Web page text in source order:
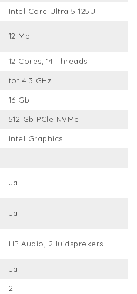
Intel Core Ultra 5 125U
12 Mb
12 Cores, 14 Threads
tot 4.3 GHz
16 Gb
512 Gb PCle NVMe
Intel Graphics
-
Ja
Ja
HP Audio, 2 luidsprekers
Ja
2